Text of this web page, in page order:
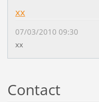
xx
07/03/2010 09:30
xx
Contact